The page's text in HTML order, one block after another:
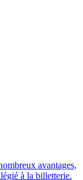
avantages,
à la billetterie.